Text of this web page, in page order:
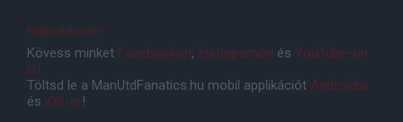
manutd.com
Kövess minket Facebookon, Instagramon és YouTube-on
is!
Töltsd le a ManUtdFanatics.hu mobil applikációt Androidra
és iOS-re!